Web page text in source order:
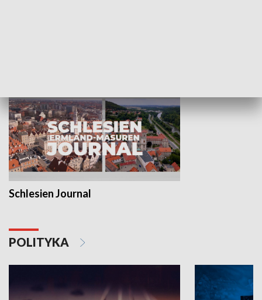
Schlesien Journal
POLITYKA